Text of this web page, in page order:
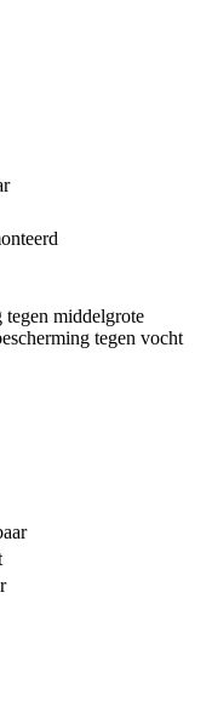
middelgrote
tegen vocht